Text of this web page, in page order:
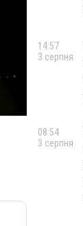
14:57
3 серпня
08:54
3 серпня